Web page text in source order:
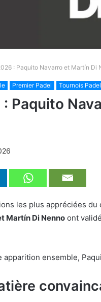
: Paquito Navarro et Martín Di
Premier Padel Tournois Padel
Paquito
les plus appréciées
Martín Di Nenno ont
ensemble,